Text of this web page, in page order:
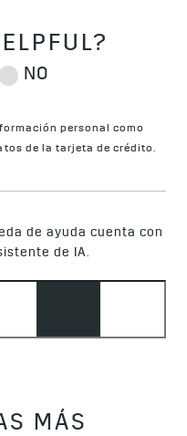
personal como
de la tarjeta de crédito.
de ayuda cuenta con
de IA.
MÁS